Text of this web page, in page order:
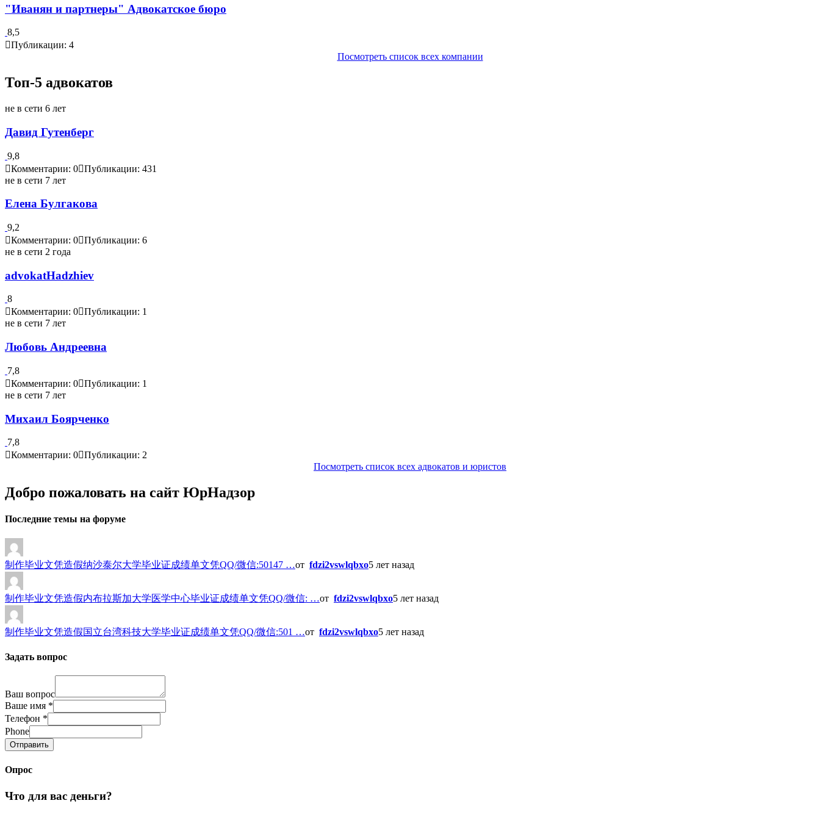
"Иванян и партнеры" Адвокатское бюро
8,5
Публикации: 4
Посмотреть список всех компании
Топ-5 адвокатов
не в сети 6 лет
Давид Гутенберг
9,8
Комментарии: 0 Публикации: 431
не в сети 7 лет
Елена Булгакова
9,2
Комментарии: 0 Публикации: 6
не в сети 2 года
advokatHadzhiev
8
Комментарии: 0 Публикации: 1
не в сети 7 лет
Любовь Андреевна
7,8
Комментарии: 0 Публикации: 1
не в сети 7 лет
Михаил Боярченко
7,8
Комментарии: 0 Публикации: 2
Посмотреть список всех адвокатов и юристов
Добро пожаловать на сайт ЮрНадзор
Последние темы на форуме
制作毕业文凭造假纳沙泰尔大学毕业证成绩单文凭QQ/微信:50147 …от fdzi2vswlqbxo5 лет назад
制作毕业文凭造假内布拉斯加大学医学中心毕业证成绩单文凭QQ/微信: …от fdzi2vswlqbxo5 лет назад
制作毕业文凭造假国立台湾科技大学毕业证成绩单文凭QQ/微信:501 …от fdzi2vswlqbxo5 лет назад
Задать вопрос
Ваш вопрос
Ваше имя *
Телефон *
Phone
Отправить
Опрос
Что для вас деньги?